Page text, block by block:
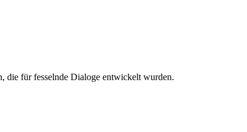
die für fesselnde Dialoge entwickelt wurden.